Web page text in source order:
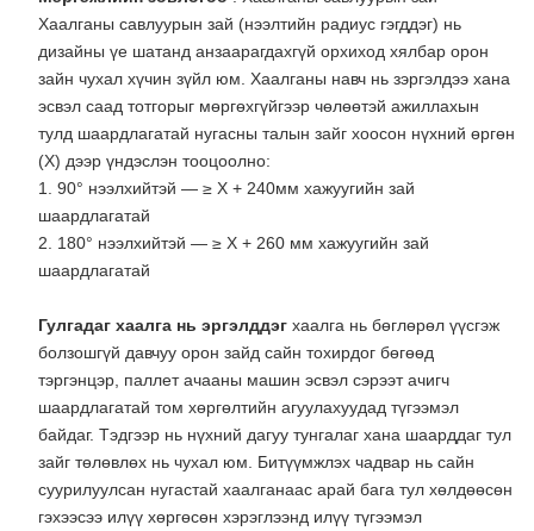
Хаалганы савлуурын зай (нээлтийн радиус гэгддэг) нь
дизайны үе шатанд анзаарагдахгүй орхиход хялбар орон
зайн чухал хүчин зүйл юм. Хаалганы навч нь зэргэлдээ хана
эсвэл саад тотгорыг мөргөхгүйгээр чөлөөтэй ажиллахын
тулд шаардлагатай нугасны талын зайг хоосон нүхний өргөн
(X) дээр үндэслэн тооцоолно:
1. 90° нээлхийтэй — ≥ X + 240мм хажуугийн зай
шаардлагатай
2. 180° нээлхийтэй — ≥ X + 260 мм хажуугийн зай
шаардлагатай
Гулгадаг хаалга нь эргэлддэгхаалга нь бөглөрөл үүсгэж
болзошгүй давчуу орон зайд сайн тохирдог бөгөөд
тэргэнцэр, паллет ачааны машин эсвэл сэрээт ачигч
шаардлагатай том хөргөлтийн агуулахуудад түгээмэл
байдаг. Тэдгээр нь нүхний дагуу тунгалаг хана шаарддаг тул
зайг төлөвлөх нь чухал юм. Битүүмжлэх чадвар нь сайн
суурилуулсан нугастай хаалганаас арай бага тул хөлдөөсөн
гэхээсээ илүү хөргөсөн хэрэглээнд илүү түгээмэл